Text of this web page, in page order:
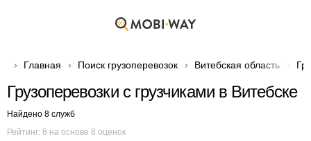
Главная Поиск грузоперевозок Витебская область
Грузоперевозки с грузчиками в Витебске
Найдено 8 служб
Рейтинг: 8 на основе 8 оценок